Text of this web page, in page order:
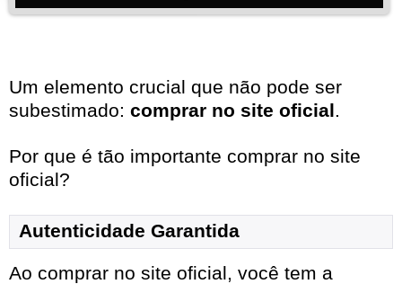
Um elemento crucial que não pode ser
subestimado: comprar no site oficial.
Por que é tão importante comprar no site
oficial?
Autenticidade Garantida
Ao comprar no site oficial, você tem a